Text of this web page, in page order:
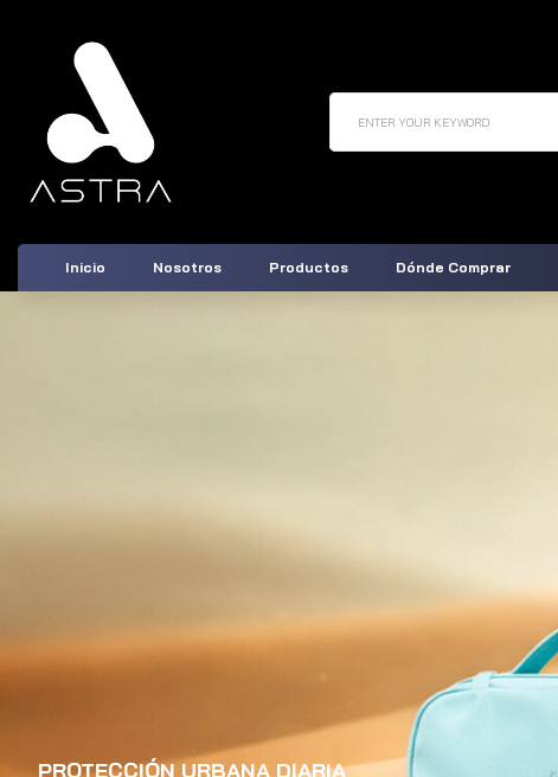
ENTER YOUR KEYWORD
Inicio Nosotros Productos Dónde Comprar
PROTECCIÓN URBANA DIARIA